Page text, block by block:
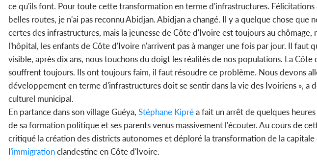
ce qu'ils font. Pour toute cette transformation en terme d'infrastructures. Félicitations
belles routes, je n'ai pas reconnu Abidjan. Abidjan a changé. Il y a quelque chose que
certes des infrastructures, mais la jeunesse de Côte d'Ivoire est toujours au
l'hôpital, les enfants de Côte d'Ivoire n'arrivent pas à manger une fois par jour. Il faut
visible, après dix ans, nous touchons du doigt les réalités de nos populations. La
souffrent toujours. Ils ont toujours faim, il faut résoudre ce problème. Nous devons
développement en terme d'infrastructures doit se sentir dans la vie des Ivoiriens », a
culturel municipal.
En partance dans son village Guéya, Stéphane Kipréa fait un arrêt de quelques heures
de sa formation politique et ses parents venus massivement l'écouter. Au cours de
critiqué la création des districts autonomes et déploré la transformation de la
l'immigrationclandestine en Côte d'Ivoire.